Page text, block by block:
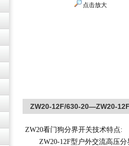
点击放大
ZW20-12F/630-20—ZW20-
ZW20看门狗分界开关技术特点:
ZW20-12F型户外交流高压分